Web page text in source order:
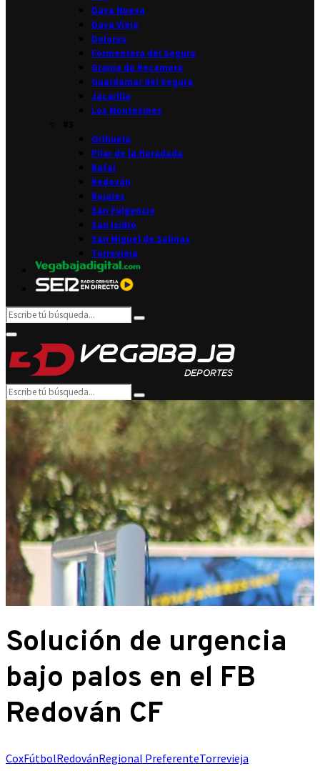
Daya Nueva
Daya Vieja
Dolores
Formentera del Segura
Granja de Rocamora
Guardamar del Segura
Jacarilla
Los Montesinos
Orihuela
Pilar de la Horadada
Rafal
Redován
Rojales
San Fulgencio
San Isidro
San Miguel de Salinas
Torrevieja
Search
for:
Search
Primary
Menu
Search
for:
Search
Solución de urgencia
bajo palos en el FB
Redován CF
CoxFútbolRedovánRegional PreferenteTorrevieja